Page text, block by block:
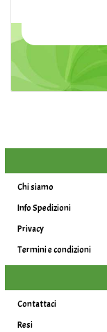
Chi siamo
Info Spedizioni
Privacy
Termini e condizioni
Contattaci
Resi